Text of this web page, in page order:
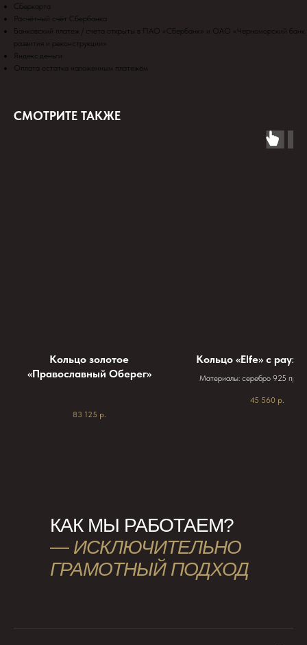
Сберкарта
Расчётный счёт Сбербанка
Банковский платеж / счета открыты в ПАО «Сбербанк» и ОАО «Черноморский банк
развития и реконструкции»
Яндекс.деньги
Оплата остатка наложенным платежём
СМОТРИТЕ ТАКЖЕ
Кольцо золотое
«Православный Оберег»
83 125 р.
Кольцо «Elfe» с
Материалы: серебро 925
грамм, зависит от размера. Вес
45 560 р.
КАК МЫ РАБОТАЕМ?
— ИСКЛЮЧИТЕЛЬНО
ГРАМОТНЫЙ ПОДХОД